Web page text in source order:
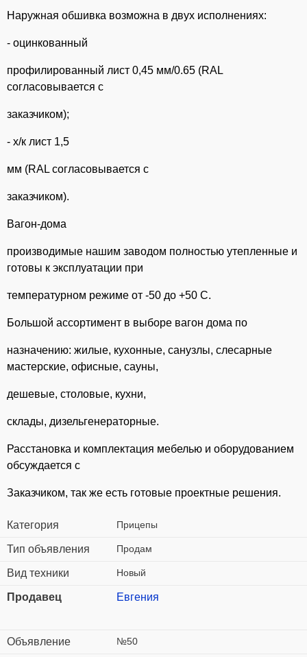
Наружная обшивка возможна в двух исполнениях:
- оцинкованный
профилированный лист 0,45 мм/0.65 (RAL
согласовывается с
заказчиком);
- х/к лист 1,5
мм (RAL согласовывается с
заказчиком).
Вагон-дома
производимые нашим заводом полностью утепленные и
готовы к эксплуатации при
температурном режиме от -50 до +50 С.
Большой ассортимент в выборе вагон дома по
назначению: жилые, кухонные, санузлы, слесарные
мастерские, офисные, сауны,
дешевые, столовые, кухни,
склады, дизельгенераторные.
Расстановка и комплектация мебелью и оборудованием
обсуждается с
Заказчиком, так же есть готовые проектные решения.
Категория Прицепы
Тип объявления Продам
Вид техники Новый
Продавец Евгения
Объявление №50